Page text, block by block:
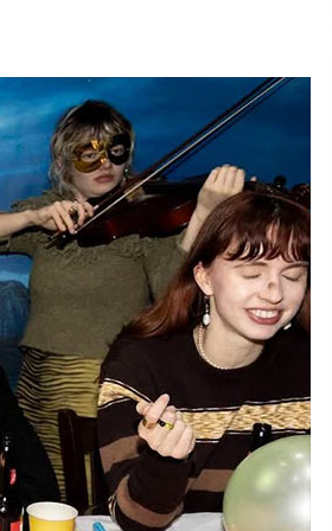
Larunbatean Plentziako Itsas
Martxa ospatuko da
2026/07/07
SOINUGELA: Paul McCartney eta
Ringo Starr-en lan berriak
2026/07/03